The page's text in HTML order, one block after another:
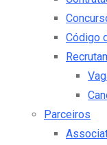
Código
Parceiros